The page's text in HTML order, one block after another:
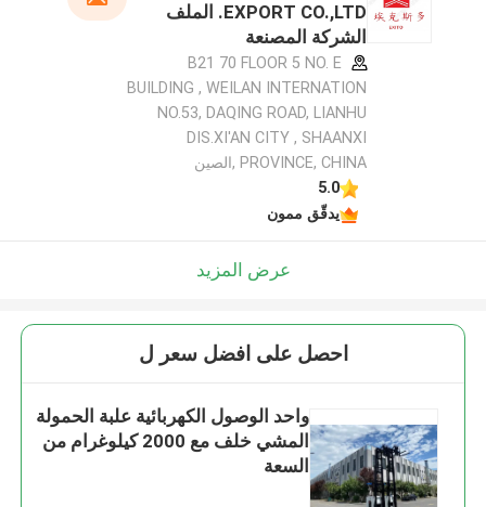
EXPORT CO.,LTD. الملف
الشركة المصنعة
B21 70 FLOOR 5 NO. E
BUILDING , WEILAN INTERNATION
NO.53, DAQING ROAD, LIANHU
DIS.XI'AN CITY , SHAANXI
PROVINCE, CHINA ,الصين
5.0
يدقّق ممون
عرض المزيد
احصل على افضل سعر ل
واحد الوصول الكهربائية علبة الحمولة
المشي خلف مع 2000 كيلوغرام من
السعة